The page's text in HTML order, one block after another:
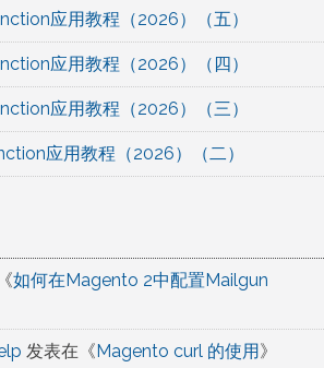
应用教程（2026）（五）
应用教程（2026）（四）
应用教程（2026）（三）
应用教程（2026）（二）
如何在Magento 2中配置Mailgun
发表在《Magento curl 的使用》